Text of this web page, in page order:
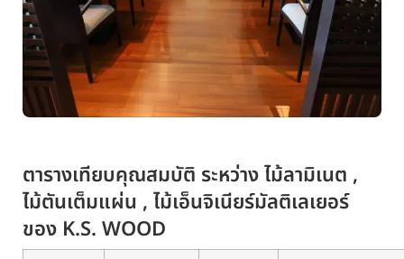
ตารางเทียบคุณสมบัติ ระหว่าง ไม้ลามิเนต ,
ไม้ตันเต็มแผ่น , ไม้เอ็นจิเนียร์มัลติเลเยอร์
ของ K.S. WOOD